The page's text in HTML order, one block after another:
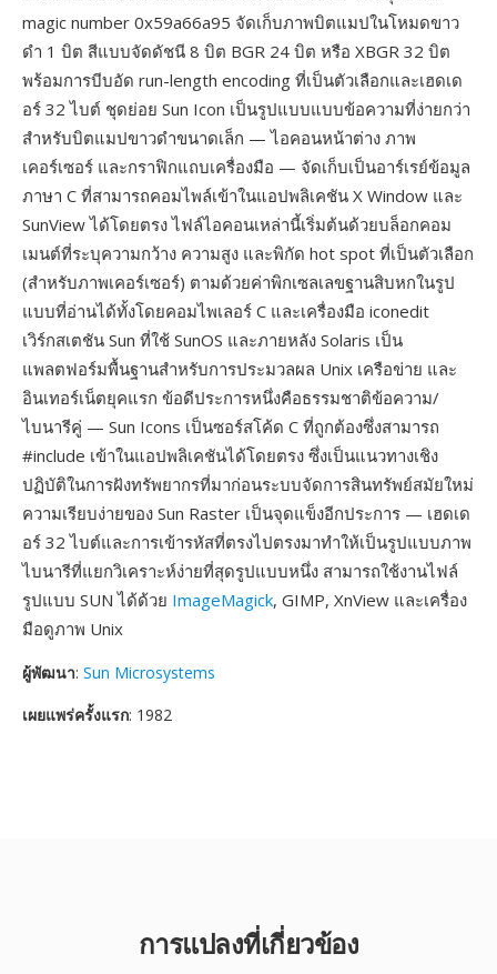
magic number 0x59a66a95 จัดเก็บภาพบิตแมปในโหมดขาว
ดำ 1 บิต สีแบบจัดดัชนี 8 บิต BGR 24 บิต หรือ XBGR 32 บิต
พร้อมการบีบอัด run-length encoding ที่เป็นตัวเลือกและเฮดเด
อร์ 32 ไบต์ ชุดย่อย Sun Icon เป็นรูปแบบแบบข้อความที่ง่ายกว่า
สำหรับบิตแมปขาวดำขนาดเล็ก — ไอคอนหน้าต่าง ภาพ
เคอร์เซอร์ และกราฟิกแถบเครื่องมือ — จัดเก็บเป็นอาร์เรย์ข้อมูล
ภาษา C ที่สามารถคอมไพล์เข้าในแอปพลิเคชัน X Window และ
SunView ได้โดยตรง ไฟล์ไอคอนเหล่านี้เริ่มต้นด้วยบล็อกคอม
เมนต์ที่ระบุความกว้าง ความสูง และพิกัด hot spot ที่เป็นตัวเลือก
(สำหรับภาพเคอร์เซอร์) ตามด้วยค่าพิกเซลเลขฐานสิบหกในรูป
แบบที่อ่านได้ทั้งโดยคอมไพเลอร์ C และเครื่องมือ iconedit
เวิร์กสเตชัน Sun ที่ใช้ SunOS และภายหลัง Solaris เป็น
แพลตฟอร์มพื้นฐานสำหรับการประมวลผล Unix เครือข่าย และ
อินเทอร์เน็ตยุคแรก ข้อดีประการหนึ่งคือธรรมชาติข้อความ/
ไบนารีคู่ — Sun Icons เป็นซอร์สโค้ด C ที่ถูกต้องซึ่งสามารถ
#include เข้าในแอปพลิเคชันได้โดยตรง ซึ่งเป็นแนวทางเชิง
ปฏิบัติในการฝังทรัพยากรที่มาก่อนระบบจัดการสินทรัพย์สมัยใหม่
ความเรียบง่ายของ Sun Raster เป็นจุดแข็งอีกประการ — เฮดเด
อร์ 32 ไบต์และการเข้ารหัสที่ตรงไปตรงมาทำให้เป็นรูปแบบภาพ
ไบนารีที่แยกวิเคราะห์ง่ายที่สุดรูปแบบหนึ่ง สามารถใช้งานไฟล์
รูปแบบ SUN ได้ด้วย ImageMagick, GIMP, XnView และเครื่อง
มือดูภาพ Unix
ผู้พัฒนา: Sun Microsystems
เผยแพร่ครั้งแรก: 1982
การแปลงที่เกี่ยวข้อง